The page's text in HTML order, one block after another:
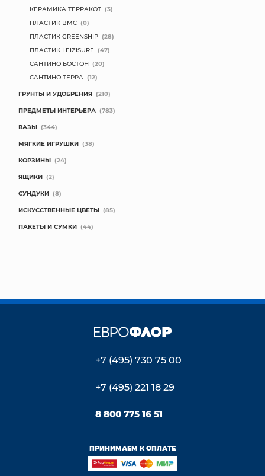
КЕРАМИКА ТЕРРАКОТ (3)
ПЛАСТИК BMC (0)
ПЛАСТИК GREENSHIP (28)
ПЛАСТИК LEIZISURE (47)
САНТИНО БОСТОН (20)
САНТИНО ТЕРРА (12)
ГРУНТЫ И УДОБРЕНИЯ (210)
ПРЕДМЕТЫ ИНТЕРЬЕРА (783)
ВАЗЫ (344)
МЯГКИЕ ИГРУШКИ (38)
КОРЗИНЫ (24)
ЯЩИКИ (2)
СУНДУКИ (8)
ИСКУССТВЕННЫЕ ЦВЕТЫ (85)
ПАКЕТЫ И СУМКИ (44)
+7 (495) 730 75 00
+7 (495) 221 18 29
8 800 775 16 51
ПРИНИМАЕМ К ОПЛАТЕ